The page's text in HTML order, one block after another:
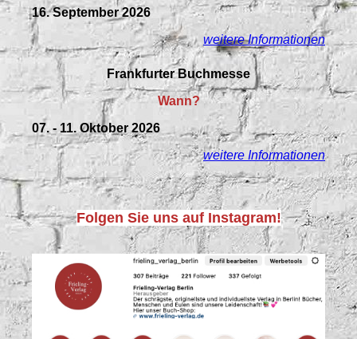
16. September 2026
weitere Informationen
Frankfurter Buchmesse
Wann?
07. - 11. Oktober 2026
weitere Informationen
Folgen Sie uns auf Instagram!